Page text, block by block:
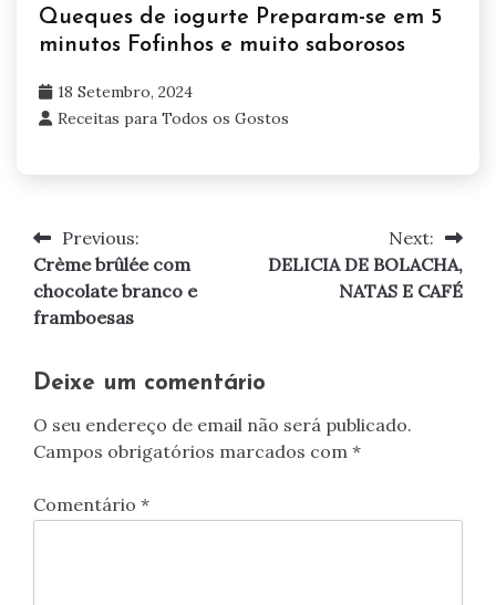
Queques de iogurte Preparam-se em 5
minutos Fofinhos e muito saborosos
18 Setembro, 2024
Receitas para Todos os Gostos
Navegação
de
artigos
Previous:
Crème brûlée com
chocolate branco e
framboesas
Next:
DELICIA DE BOLACHA,
NATAS E CAFÉ
Deixe um comentário
O seu endereço de email não será publicado.
Campos obrigatórios marcados com *
Comentário *